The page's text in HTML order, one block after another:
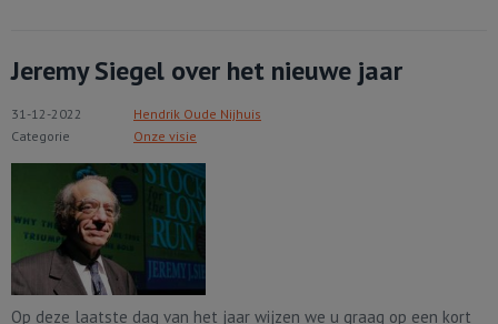
Jeremy Siegel over het nieuwe jaar
31-12-2022
Hendrik Oude Nijhuis
Categorie
Onze visie
Op deze laatste dag van het jaar wijzen we u graag op een kort